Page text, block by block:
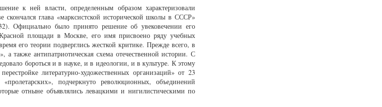
к ней власти, определенным образом характеризовали
глава «марксистской исторической школы в СССР»
Официально было принято решение об увековечении его
площади в Москве, его имя присвоено ряду учебных
его теории подверглись жесткой критике. Прежде всего, в
также антипатриотическая схема отечественной истории. С
бороться и в науке, и в идеологии, и в культуре. К этому
литературно-художественных организаций» от 23
подчеркнуто революционных, объединений
отныне объявлялись левацкими и нигилистическими по